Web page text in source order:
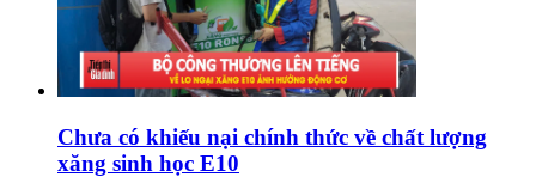
Chưa có khiếu nại chính thức về chất lượng
xăng sinh học E10